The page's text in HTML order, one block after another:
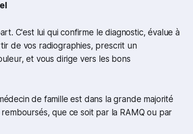
C'est lui qui confirme le diagnostic, évalue à
de vos radiographies, prescrit un
et vous dirige vers les bons
de famille est dans la grande majorité
que ce soit par la RAMQ ou par